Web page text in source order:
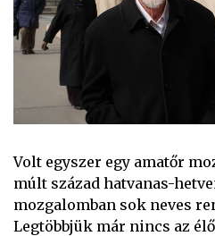
Volt egyszer egy amatőr
múlt század hatvanas-
mozgalomban sok neves
Legtöbbjük már nincs az